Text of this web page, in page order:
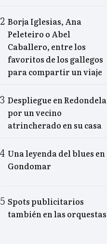
Borja Iglesias, Ana
Peleteiro o Abel
Caballero, entre los
favoritos de los gallegos
para compartir un viaje
Despliegue en Redondela
por un vecino
atrincherado en su casa
Una leyenda del blues en
Gondomar
Spots publicitarios
también en las orquestas